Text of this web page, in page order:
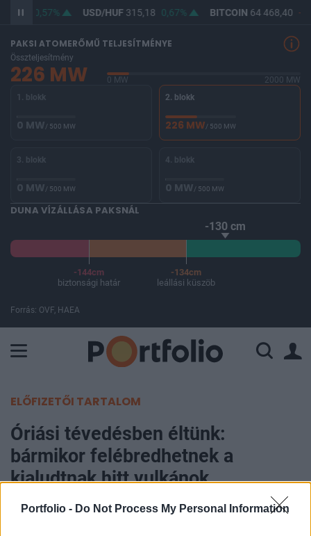
Portfolio - Do Not Process My Personal Information
0,57% USD/HUF315,18 0,67% BITCOIN64 468,40 -
PAKSI ATOMERŐMŰ TELJESÍTMÉNYE
Összteljesítmény
226 MW 0 MW
2000 MW
1. blokk
0 MW/ 500 MW
2. blokk
226 MW/ 500 MW
3. blokk
0 MW/ 500 MW
4. blokk
0 MW/ 500 MW
DUNA VÍZÁLLÁSA PAKSNÁL
-130 cm
-144cm
biztonsági határ
-134cm
leállási küszöb
Forrás: OVF, HAEA
ELŐFIZETŐI TARTALOM
Óriási tévedésben éltünk:
bármikor felébredhetnek a
kialudtnak hitt vulkánok
Magyarország szomszédságában